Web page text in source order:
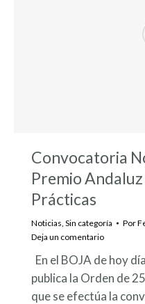
Convocatoria
Premio
Prácticas
Noticias Sin categoría Por
Deja un comentario
En el BOJA de hoy
publica la Orden de
que se efectúa la